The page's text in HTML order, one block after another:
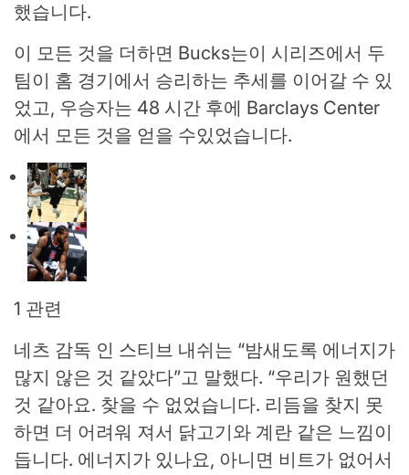
했습니다.
이 모든 것을 더하면 Bucks는이 시리즈에서 두
팀이 홈 경기에서 승리하는 추세를 이어갈 수 있
었고, 우승자는 48 시간 후에 Barclays Center
에서 모든 것을 얻을 수있었습니다.
1 관련
네츠 감독 인 스티브 내쉬는 “밤새도록 에너지가
많지 않은 것 같았다”고 말했다. “우리가 원했던
것 같아요. 찾을 수 없었습니다. 리듬을 찾지 못
하면 더 어려워 져서 닭고기와 계란 같은 느낌이
듭니다. 에너지가 있나요, 아니면 비트가 없어서